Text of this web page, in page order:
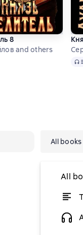
8
and others
4,4 на основе 14
All books
All